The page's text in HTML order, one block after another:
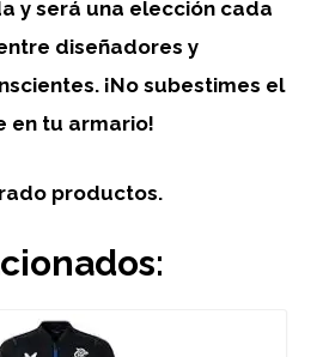
y será una elección cada
diseñadores y
¡No subestimes el
en tu armario!
productos.